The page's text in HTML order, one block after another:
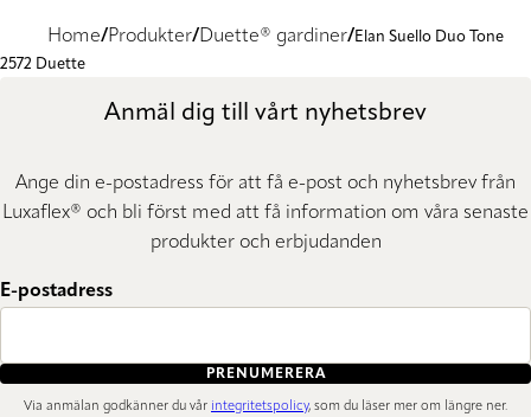
Home Produkter Duette® gardiner
Elan Suello Duo Tone
2572 Duette
Anmäl dig till vårt nyhetsbrev
Ange din e-postadress för att få e-post och nyhetsbrev från
Luxaflex® och bli först med att få information om våra senaste
produkter och erbjudanden
E-postadress
PRENUMERERA
Via anmälan godkänner du vår integritetspolicy, som du läser mer om längre ner.